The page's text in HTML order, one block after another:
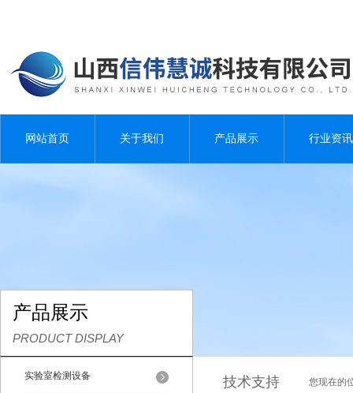
网站首页 关于我们 产品展示 行业资讯
产品展示
PRODUCT DISPLAY
实验室检测设备 技术支持 您现在的